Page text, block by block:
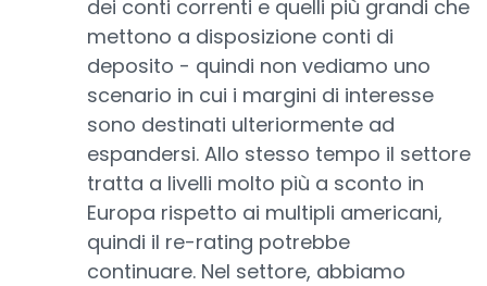
dei conti correnti e quelli più grandi che
mettono a disposizione conti di
deposito - quindi non vediamo uno
scenario in cui i margini di interesse
sono destinati ulteriormente ad
espandersi. Allo stesso tempo il settore
tratta a livelli molto più a sconto in
Europa rispetto ai multipli americani,
quindi il re-rating potrebbe
continuare. Nel settore, abbiamo